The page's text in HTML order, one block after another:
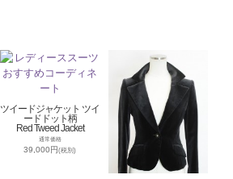
ツイードジャケット ツイ
ードドット柄
Red Tweed Jacket
通常価格
39,000円(税別)